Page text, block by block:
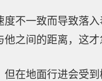
不一致而导致落
之间的距离，这才
在地面行进会受